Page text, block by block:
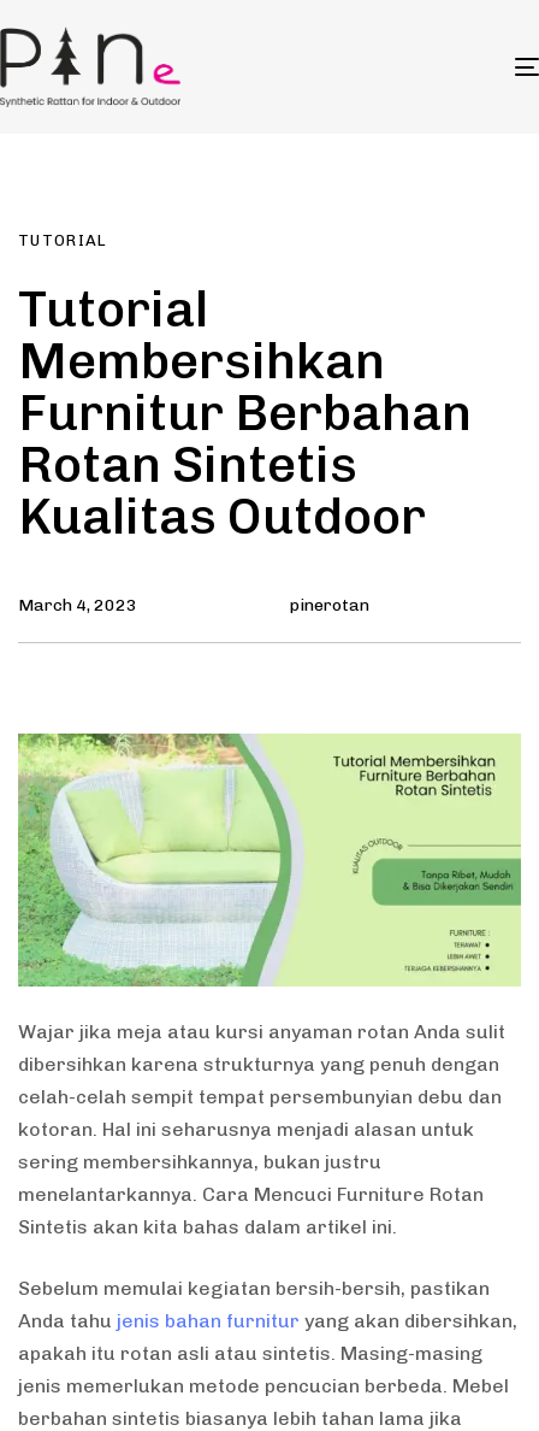
TUTORIAL
Tutorial
Membersihkan
Furnitur Berbahan
Rotan Sintetis
Kualitas Outdoor
pinerotan
March 4, 2023
Wajar jika meja atau kursi anyaman rotan Anda sulit
dibersihkan karena strukturnya yang penuh dengan
celah-celah sempit tempat persembunyian debu dan
kotoran. Hal ini seharusnya menjadi alasan untuk
sering membersihkannya, bukan justru
menelantarkannya. Cara Mencuci Furniture Rotan
Sintetis akan kita bahas dalam artikel ini.
Sebelum memulai kegiatan bersih-bersih, pastikan
Anda tahu jenis bahan furnitur yang akan dibersihkan,
apakah itu rotan asli atau sintetis. Masing-masing
jenis memerlukan metode pencucian berbeda. Mebel
berbahan sintetis biasanya lebih tahan lama jika